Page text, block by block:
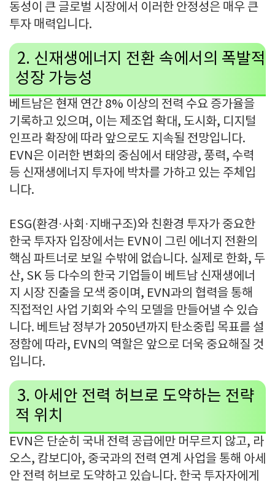
동성이 큰 글로벌 시장에서 이러한 안정성은 매우 큰
투자 매력입니다.
2. 신재생에너지 전환 속에서의 폭발적
성장 가능성
베트남은 현재 연간 8% 이상의 전력 수요 증가율을
기록하고 있으며, 이는 제조업 확대, 도시화, 디지털
인프라 확장에 따라 앞으로도 지속될 전망입니다.
EVN은 이러한 변화의 중심에서 태양광, 풍력, 수력
등 신재생에너지 투자에 박차를 가하고 있는 주체입
니다.
ESG(환경·사회 ·지배구조)와 친환경 투자가 중요한
한국 투자자 입장에서는 EVN이 그린 에너지 전환의
핵심 파트너로 보일 수밖에 없습니다. 실제로 한화, 두
산, SK 등 다수의 한국 기업들이 베트남 신재생에너
지 시장 진출을 모색 중이며, EVN과의 협력을 통해
직접적인 사업 기회와 수익 모델을 만들어낼 수 있습
니다. 베트남 정부가 2050년까지 탄소중립 목표를 설
정함에 따라, EVN의 역할은 앞으로 더욱 중요해질 것
입니다.
3. 아세안 전력 허브로 도약하는 전략
적 위치
EVN은 단순히 국내 전력 공급에만 머무르지 않고, 라
오스, 캄보디아, 중국과의 전력 연계 사업을 통해 아세
안 전력 허브로 도약하고 있습니다. 한국 투자자에게